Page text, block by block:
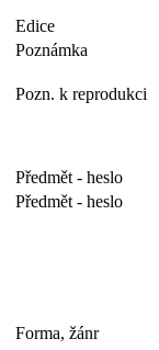
Edice
Poznámka
Pozn. k reprodukci
Předmět - heslo
Předmět - heslo
Forma, žánr